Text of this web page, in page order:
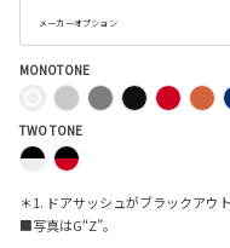
メーカーオプション
MONOTONE
TWO TONE
＊1. ドアサッシュがブラックアウ
■写真はG“Z”。